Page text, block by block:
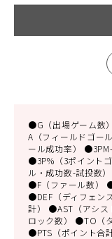
●G（出場ゲーム数
A（フィールドゴー
ール成功率）
●3P%（3ポイント
ル・成功数-試投数
●F（ファール数）
●DEF（ディフェン
計） ●AST（アシ
ロック数） ●TO（
●PTS（ポイント合